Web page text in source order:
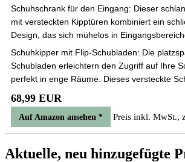
Schuhschrank für den Eingang: Dieser
mit versteckten Kipptüren kombiniert ein
Design, das sich mühelos in
Schuhkipper mit Flip-Schubladen: Die
Schubladen erleichtern den Zugriff auf Ihre
perfekt in enge Räume. Dieses versteckte
68,99 EUR
Auf Amazon ansehen * Preis inkl. MwSt.,
Aktuelle, neu hinzugefügte